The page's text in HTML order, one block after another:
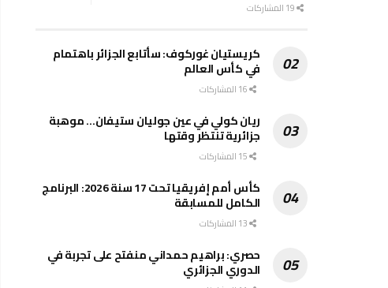
كريستيان غوركوف: سأتابع الجزائر باهتمام
في كأس العالم
ريان كولي في عين جوليان ستيفان… موهبة
جزائرية تنتظر وقتها
كأس أمم إفريقيا تحت 17 سنة 2026: البرنامج
الكامل للمسابقة
حصري: براهيم حمداني منفتح على تجربة في
الدوري الجزائري